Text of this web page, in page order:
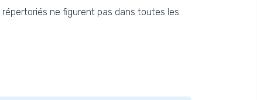
ne figurent pas dans toutes les